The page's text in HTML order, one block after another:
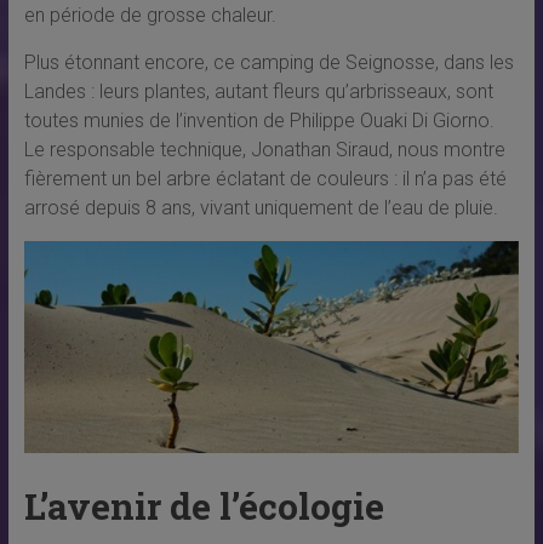
en période de grosse chaleur.
Plus étonnant encore, ce camping de Seignosse, dans les
Landes : leurs plantes, autant fleurs qu’arbrisseaux, sont
toutes munies de l’invention de Philippe Ouaki Di Giorno.
Le responsable technique, Jonathan Siraud, nous montre
fièrement un bel arbre éclatant de couleurs : il n’a pas été
arrosé depuis 8 ans, vivant uniquement de l’eau de pluie.
L’avenir de l’écologie